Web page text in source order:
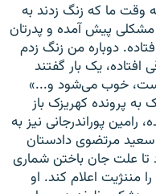
بود به وقت ما که زنگ زدند به
مشکلی پیش آمده و پدرتان
دوباره من زنگ زدم
افتاده، یک بار گفتند
است، خوب می‌شود و...»
پرونده کهریزک باز
پوراندرجانی نیز به
مرتضوی دادستان
تا علت جان باختن شماری
مننژیت اعلام کند. او